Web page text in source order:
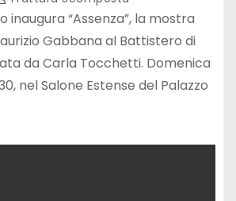
inaugura “Assenza”, la mostra
Gabbana al Battistero di
da Carla Tocchetti. Domenica
nel Salone Estense del Palazzo